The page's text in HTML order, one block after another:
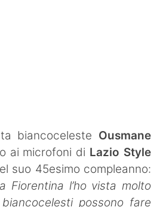
biancoceleste Ousmane
ai microfoni di Lazio Style
suo 45esimo compleanno:
Fiorentina l’ho vista molto
possono fare